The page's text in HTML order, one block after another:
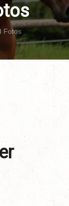
Fotos